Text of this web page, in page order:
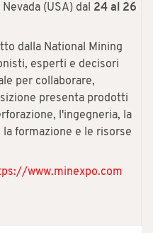
(USA) dal 24 al 26
dalla National Mining
esperti e decisori
per collaborare,
presenta prodotti
l'ingegneria, la
formazione e le risorse
www.minexpo.com